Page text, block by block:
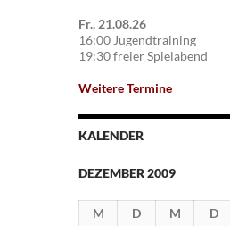
Fr., 21.08.26
16:00 Jugendtraining
19:30 freier Spielabend
Weitere Termine
KALENDER
DEZEMBER 2009
M D M D